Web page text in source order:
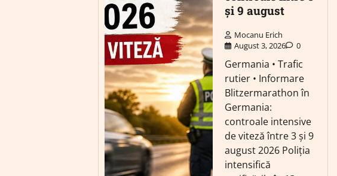
și 9 august
Mocanu Erich
August 3, 2026
0
Germania • Trafic
rutier • Informare
Blitzermarathon în
Germania:
controale intensive
de viteză între 3 și 9
august 2026 Poliția
intensifică